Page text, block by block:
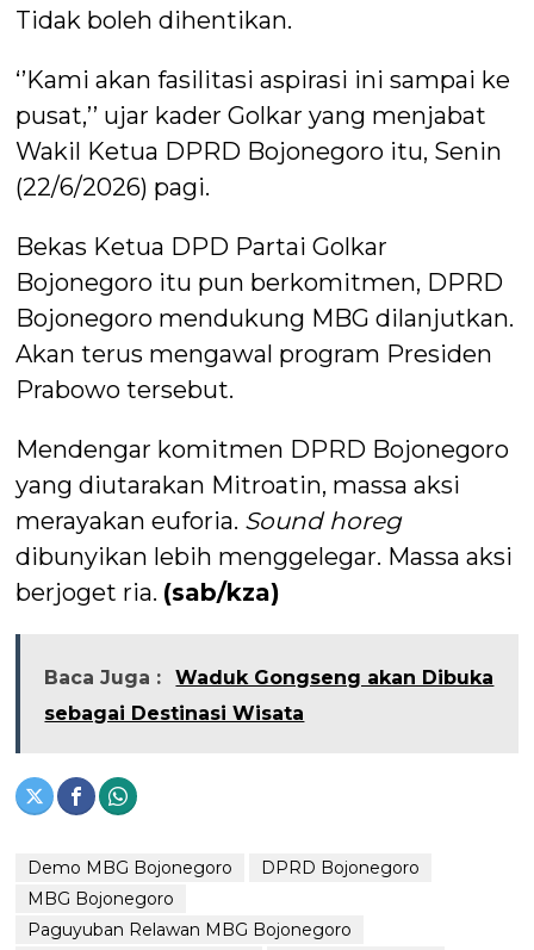
Tidak boleh dihentikan.
‘’Kami akan fasilitasi aspirasi ini sampai ke
pusat,’’ ujar kader Golkar yang menjabat
Wakil Ketua DPRD Bojonegoro itu, Senin
(22/6/2026) pagi.
Bekas Ketua DPD Partai Golkar
Bojonegoro itu pun berkomitmen, DPRD
Bojonegoro mendukung MBG dilanjutkan.
Akan terus mengawal program Presiden
Prabowo tersebut.
Mendengar komitmen DPRD Bojonegoro
yang diutarakan Mitroatin, massa aksi
merayakan euforia. Sound horeg
dibunyikan lebih menggelegar. Massa aksi
berjoget ria. (sab/kza)
Baca Juga :
Waduk Gongseng akan Dibuka
sebagai Destinasi Wisata
Demo MBG Bojonegoro
DPRD Bojonegoro
MBG Bojonegoro
Paguyuban Relawan MBG Bojonegoro